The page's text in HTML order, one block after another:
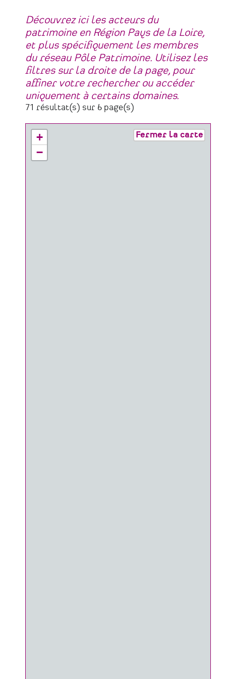
Découvrez ici les acteurs du
patrimoine en Région Pays de la Loire,
et plus spécifiquement les membres
du réseau Pôle Patrimoine. Utilisez les
filtres sur la droite de la page, pour
affiner votre rechercher ou accéder
uniquement à certains domaines.
71 résultat(s) sur 6 page(s)
Fermer la carte
+
−